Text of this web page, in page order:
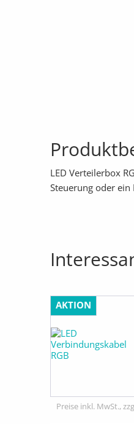
LED Verteilerbox
Steuerung oder ein
AKTION
Preise inkl. MwSt.,